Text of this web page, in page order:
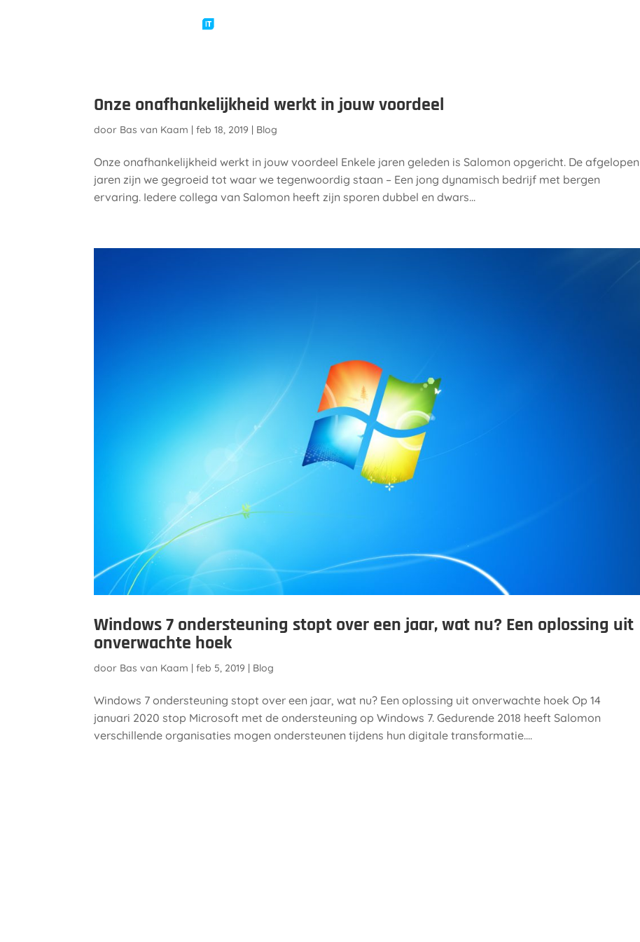
Onze onafhankelijkheid werkt in jouw voordeel
door Bas van Kaam |feb 18, 2019 | Blog
Onze onafhankelijkheid werkt in jouw voordeel Enkele jaren geleden is Salomon opgericht. De afgelopen
jaren zijn we gegroeid tot waar we tegenwoordig staan – Een jong dynamisch bedrijf met bergen
ervaring. Iedere collega van Salomon heeft zijn sporen dubbel en dwars...
Windows 7 ondersteuning stopt over een jaar, wat nu? Een oplossing uit
onverwachte hoek
door Bas van Kaam |feb 5, 2019 | Blog
Windows 7 ondersteuning stopt over een jaar, wat nu? Een oplossing uit onverwachte hoek Op 14
januari 2020 stop Microsoft met de ondersteuning op Windows 7. Gedurende 2018 heeft Salomon
verschillende organisaties mogen ondersteunen tijdens hun digitale transformatie....